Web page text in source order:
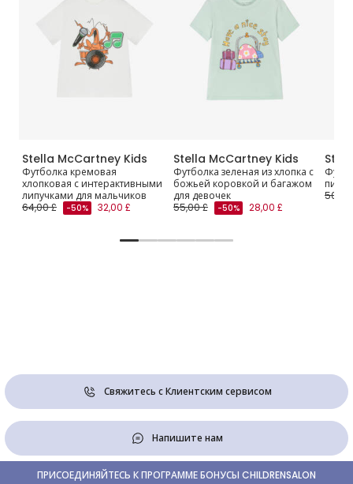
Stella McCartney Kids
Футболка кремовая
хлопковая с интерактивными
липучками для мальчиков
64,00 £
-50% 32,00 £
Stella McCartney Kids
Футболка зеленая из хлопка с
божьей коровкой и багажом
для девочек
55,00 £
-50% 28,00 £
50,00
Свяжитесь с Клиентским сервисом
Напишите нам
ПРИСОЕДИНЯЙТЕСЬ К ПРОГРАММЕ БОНУСЫ CHILDRENSALON